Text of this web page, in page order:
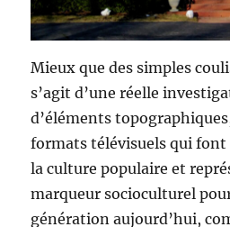
Mieux que des simples
s’agit d’une réelle
d’éléments
formats télévisuels qui font
la culture populaire et
marqueur socioculturel
génération aujourd’hui,